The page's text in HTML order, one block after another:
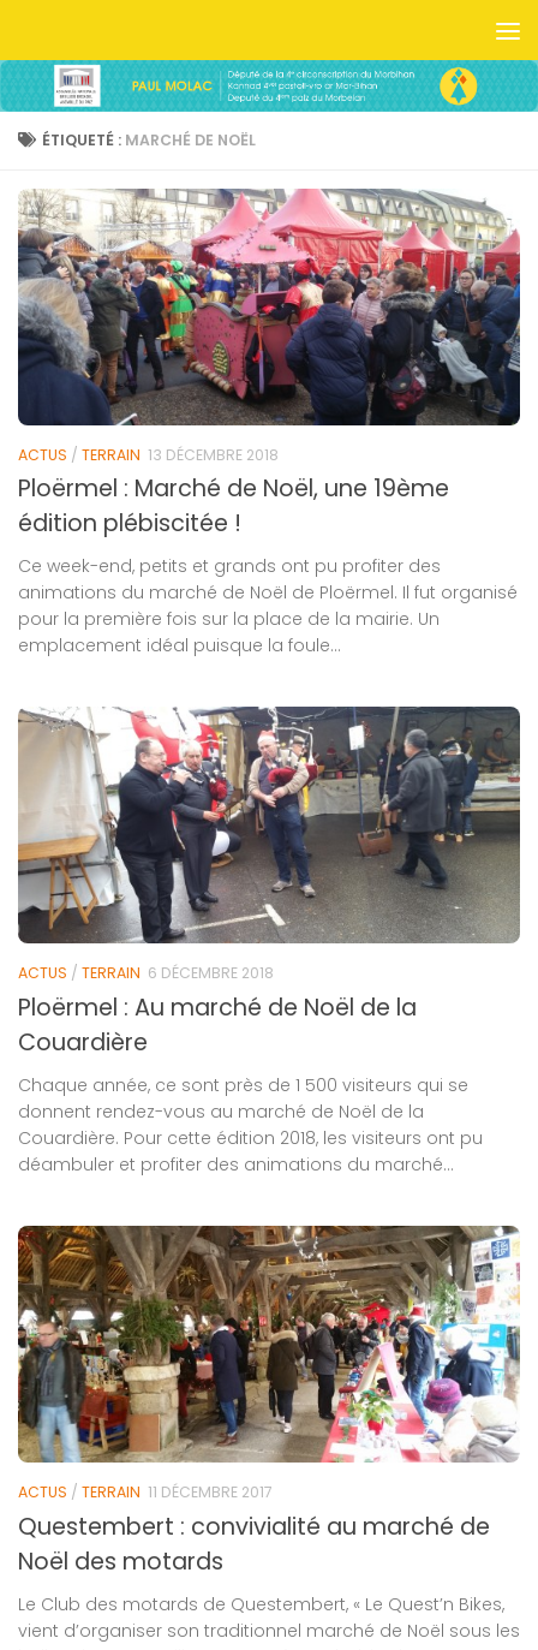
ÉTIQUETÉ : MARCHÉ DE NOËL
ACTUS / TERRAIN 13 DÉCEMBRE 2018
Ploërmel : Marché de Noël, une 19ème
édition plébiscitée !
Ce week-end, petits et grands ont pu profiter des
animations du marché de Noël de Ploërmel. Il fut organisé
pour la première fois sur la place de la mairie. Un
emplacement idéal puisque la foule...
ACTUS / TERRAIN 6 DÉCEMBRE 2018
Ploërmel : Au marché de Noël de la
Couardière
Chaque année, ce sont près de 1 500 visiteurs qui se
donnent rendez-vous au marché de Noël de la
Couardière. Pour cette édition 2018, les visiteurs ont pu
déambuler et profiter des animations du marché...
ACTUS / TERRAIN 11 DÉCEMBRE 2017
Questembert : convivialité au marché de
Noël des motards
Le Club des motards de Questembert, « Le Quest’n Bikes,
vient d’organiser son traditionnel marché de Noël sous les